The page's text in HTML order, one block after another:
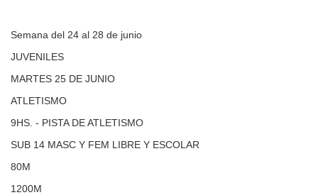
Semana del 24 al 28 de junio
JUVENILES
MARTES 25 DE JUNIO
ATLETISMO
9HS. - PISTA DE ATLETISMO
SUB 14 MASC Y FEM LIBRE Y ESCOLAR
80M
1200M